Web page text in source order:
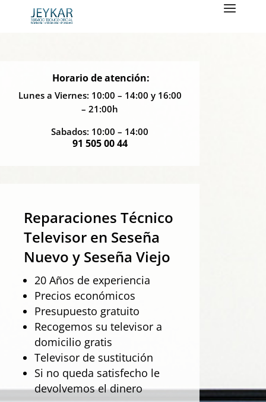
Horario de atención:
Lunes a Viernes: 10:00 – 14:00 y 16:00
– 21:00h
Sabados: 10:00 – 14:00
91 505 00 44
Reparaciones Técnico
Televisor en Seseña
Nuevo y Seseña Viejo
20 Años de experiencia
Precios económicos
Presupuesto gratuito
Recogemos su televisor a
domicilio gratis
Televisor de sustitución
Si no queda satisfecho le
devolvemos el dinero